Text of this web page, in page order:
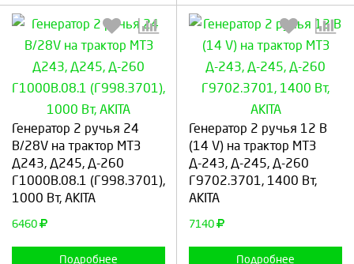
Генератор 2 ручья 24
В/28V на трактор МТЗ
Д243, Д245, Д-260
Г1000В.08.1 (Г998.3701),
1000 Вт, AKITA
6460
Подробнее
Выберите количество:
Продолжить Отмена
Генератор 2 ручья 12 В
(14 V) на трактор МТЗ
Д-243, Д-245, Д-260
Г9702.3701, 1400 Вт,
AKITA
7140
Подробнее
Выберите количество:
Продолжить Отмена